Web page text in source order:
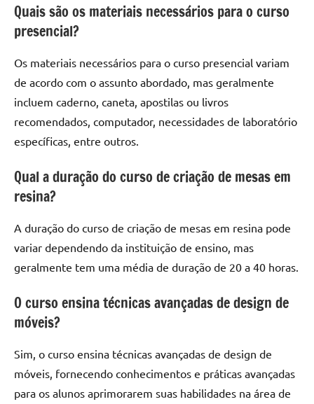
Quais são os materiais necessários para o curso
presencial?
Os materiais necessários para o curso presencial variam
de acordo com o assunto abordado, mas geralmente
incluem caderno, caneta, apostilas ou livros
recomendados, computador, necessidades de laboratório
específicas, entre outros.
Qual a duração do curso de criação de mesas em
resina?
A duração do curso de criação de mesas em resina pode
variar dependendo da instituição de ensino, mas
geralmente tem uma média de duração de 20 a 40 horas.
O curso ensina técnicas avançadas de design de
móveis?
Sim, o curso ensina técnicas avançadas de design de
móveis, fornecendo conhecimentos e práticas avançadas
para os alunos aprimorarem suas habilidades na área de